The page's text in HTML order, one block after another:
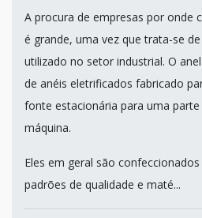
A procura de empresas por onde
é grande, uma vez que trata-se
utilizado no setor industrial. O
de anéis eletrificados fabricado
fonte estacionária para uma
máquina.
Eles em geral são
padrões de qualidade e maté...